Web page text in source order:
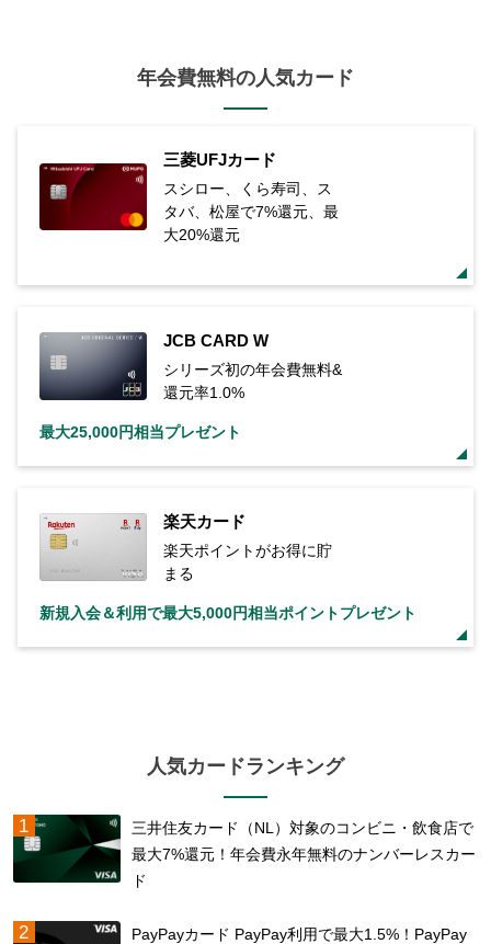
年会費無料の人気カード
三菱UFJカード
スシロー、くら寿司、ス
タバ、松屋で7%還元、最
大20%還元
JCB CARD W
シリーズ初の年会費無料&
還元率1.0%
最大25,000円相当プレゼント
楽天カード
楽天ポイントがお得に貯
まる
新規入会＆利用で最大5,000円相当ポイントプレゼント
人気カードランキング
三井住友カード（NL）対象のコンビニ・飲食店で
最大7%還元！年会費永年無料のナンバーレスカー
ド
PayPayカード PayPay利用で最大1.5%！PayPay